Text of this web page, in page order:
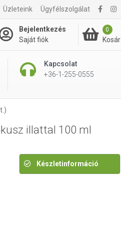
Üzleteink Ügyfélszolgálat
Bejelentkezés
Saját fiók
0
Kosár
Kapcsolat
+36-1-255-0555
1 590 Ft
illattal 100 ml
Készletinformáció